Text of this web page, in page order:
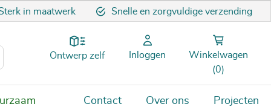
in maatwerk Snelle en zorgvuldige verzending
Ontwerp zelf Inloggen
Winkelwagen
(0)
Projecten
Over ons
Contact